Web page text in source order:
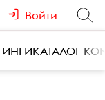
Войти
КАТАЛОГ